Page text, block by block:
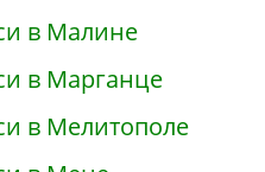
в Малине
в Марганце
в Мелитополе